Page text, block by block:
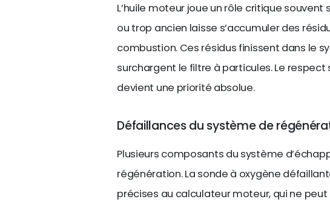
L’huile moteur joue un rôle critique
ou trop ancien laisse s’accumuler des
combustion. Ces résidus finissent dans le
surchargent le filtre à particules. Le
devient une priorité absolue.
Défaillances du système de
Plusieurs composants du système
régénération. La sonde à oxygène
précises au calculateur moteur, qui ne